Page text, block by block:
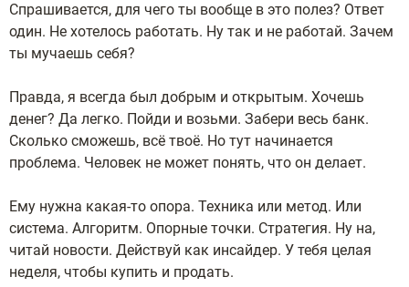
Спрашивается, для чего ты вообще в это полез? Ответ
один. Не хотелось работать. Ну так и не работай. Зачем
ты мучаешь себя?
Правда, я всегда был добрым и открытым. Хочешь
денег? Да легко. Пойди и возьми. Забери весь банк.
Сколько сможешь, всё твоё. Но тут начинается
проблема. Человек не может понять, что он делает.
Ему нужна какая-то опора. Техника или метод. Или
система. Алгоритм. Опорные точки. Стратегия. Ну на,
читай новости. Действуй как инсайдер. У тебя целая
неделя, чтобы купить и продать.